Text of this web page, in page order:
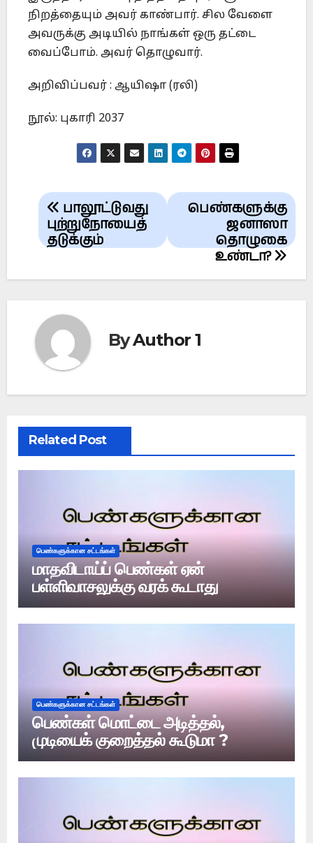
நிறத்தையும் அவர் காண்பார். சில வேளை
அவருக்கு அடியில் நாங்கள் ஒரு தட்டை
வைப்போம். அவர் தொழுவார்.
அறிவிப்பவர் : ஆயிஷா (ரலி)
நூல்: புகாரி 2037
Post
navigation
பெண்களுக்கு
ஜனாஸா
தொழுகை
உண்டா?
பாலூட்டுவது
புற்றுநோயைத்
தடுக்கும்
ByAuthor 1
Related Post
பெண்களுக்கான சட்டங்கள்
மாதவிடாய்ப் பெண்கள் ஏன்
பள்ளிவாசலுக்கு வரக் கூடாது
பெண்களுக்கான சட்டங்கள்
பெண்கள் மொட்டை அடித்தல்,
முடியைக் குறைத்தல் கூடுமா ?